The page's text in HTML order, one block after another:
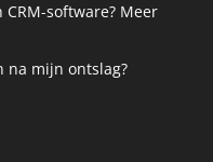
software? Meer
na mijn ontslag?